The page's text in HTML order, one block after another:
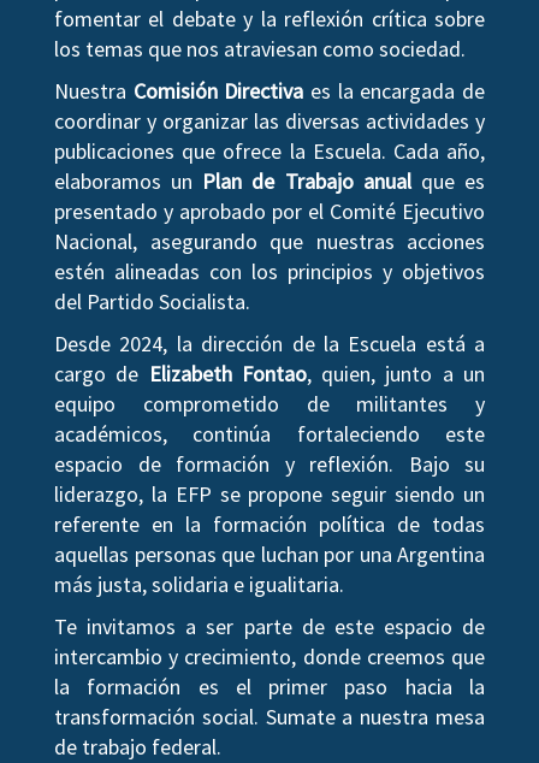
fomentar el debate y la reflexión crítica sobre
los temas que nos atraviesan como sociedad.
Nuestra Comisión Directiva es la encargada de
coordinar y organizar las diversas actividades y
publicaciones que ofrece la Escuela. Cada año,
elaboramos un Plan de Trabajo anualque es
presentado y aprobado por el Comité Ejecutivo
Nacional, asegurando que nuestras acciones
estén alineadas con los principios y objetivos
del Partido Socialista.
Desde 2024, la dirección de la Escuela está a
cargo de Elizabeth Fontao, quien, junto a un
equipo comprometido de militantes y
académicos, continúa fortaleciendo este
espacio de formación y reflexión. Bajo su
liderazgo, la EFP se propone seguir siendo un
referente en la formación política de todas
aquellas personas que luchan por una Argentina
más justa, solidaria e igualitaria.
Te invitamos a ser parte de este espacio de
intercambio y crecimiento, donde creemos que
la formación es el primer paso hacia la
transformación social. Sumate a nuestra mesa
de trabajo federal.